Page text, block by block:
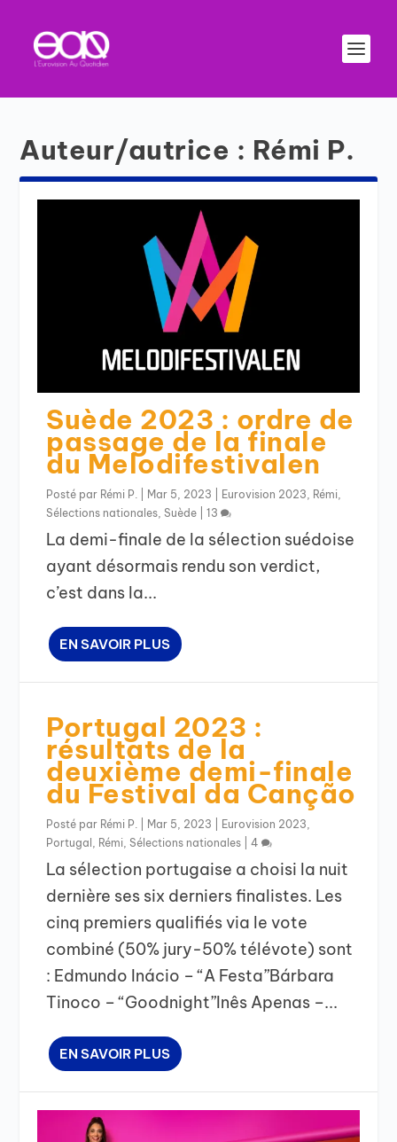
Auteur/autrice : Rémi P.
Suède 2023 : ordre de
passage de la finale
du Melodifestivalen
Posté par Rémi P. Mar 5, 2023 Eurovision 2023 Rémi
Sélections nationales ,Suède |13
La demi-finale de la sélection suédoise
ayant désormais rendu son verdict,
c’est dans la...
EN SAVOIR PLUS
Portugal 2023 :
résultats de la
deuxième demi-finale
du Festival da Canção
Posté par Rémi P. Mar 5, 2023 Eurovision 2023
Portugal
Rémi ,Sélections nationales |4
La sélection portugaise a choisi la nuit
dernière ses six derniers finalistes. Les
cinq premiers qualifiés via le vote
combiné (50% jury-50% télévote) sont
: Edmundo Inácio – “A Festa”Bárbara
Tinoco – “Goodnight”Inês Apenas –...
EN SAVOIR PLUS